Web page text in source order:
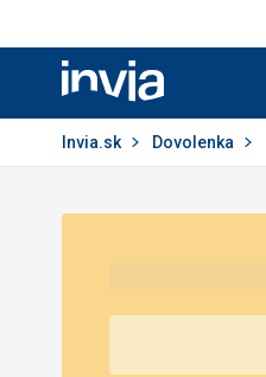
Invia.sk
Invia.sk Dovolenka